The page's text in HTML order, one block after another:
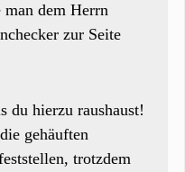
dem Herrn
zur Seite
du hierzu raushaust!
gehäuften
trotzdem